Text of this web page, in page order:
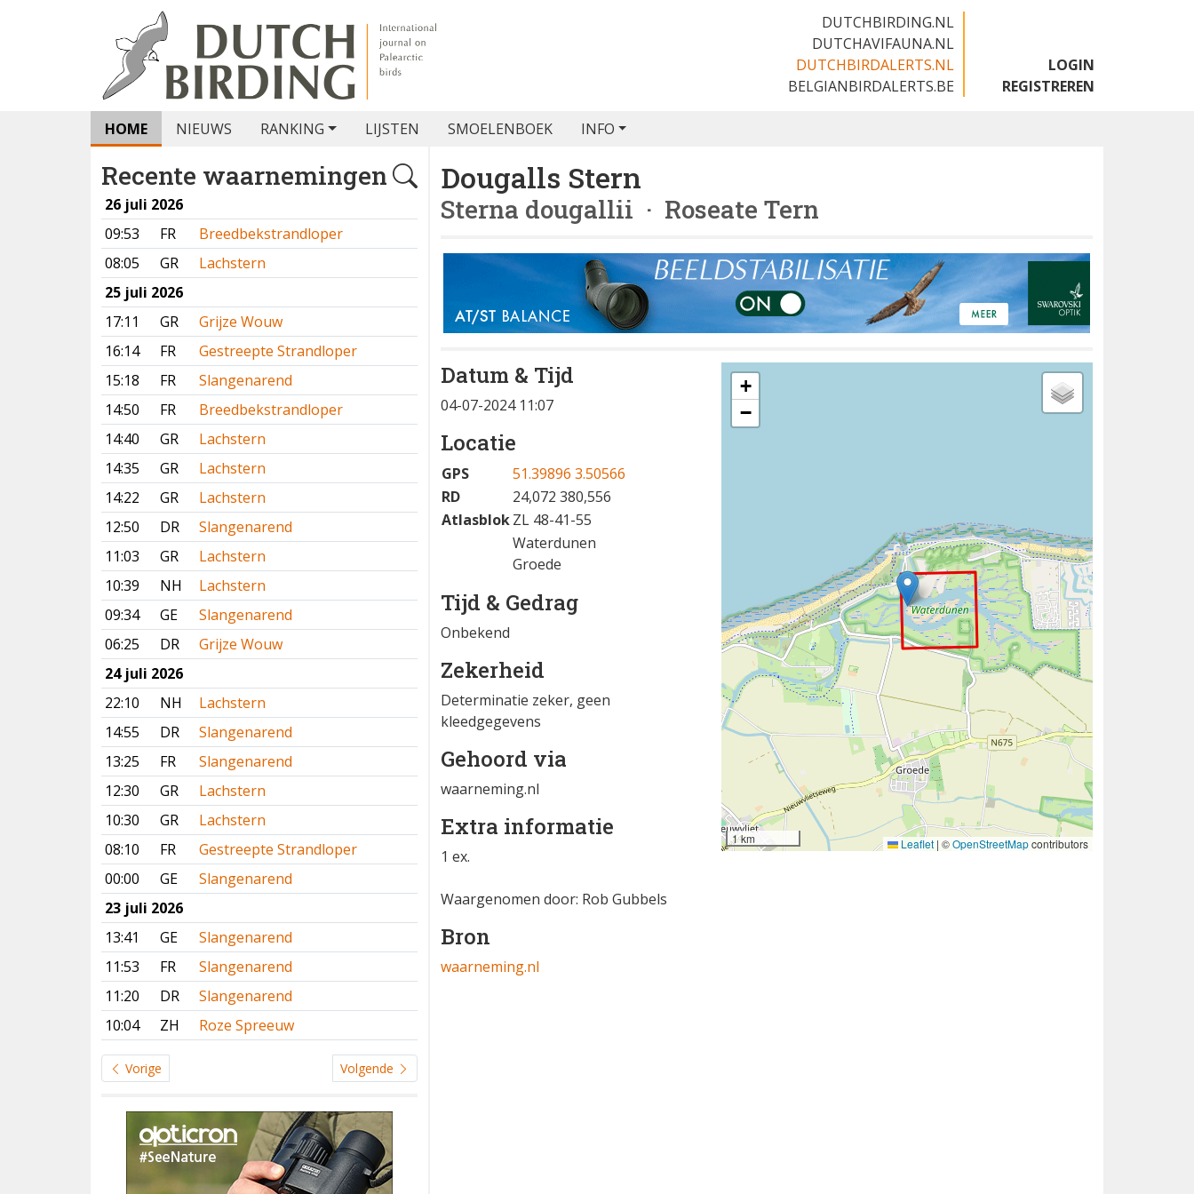
DUTCHBIRDING.NL
DUTCHAVIFAUNA.NL
DUTCHBIRDALERTS.NL
BELGIANBIRDALERTS.BE
LOGIN
REGISTREREN
HOME NIEUWS RANKING LIJSTEN SMOELENBOEK INFO
Recente waarnemingen
26 juli 2026
09:53
FR
Breedbekstrandloper
08:05
GR
Lachstern
25 juli 2026
17:11
GR
Grijze Wouw
16:14
FR
Gestreepte Strandloper
15:18
FR
Slangenarend
14:50
FR
Breedbekstrandloper
14:40
GR
Lachstern
14:35
GR
Lachstern
14:22
GR
Lachstern
12:50
DR
Slangenarend
11:03
GR
Lachstern
10:39
NH
Lachstern
09:34
GE
Slangenarend
06:25
DR
Grijze Wouw
24 juli 2026
22:10
NH
Lachstern
14:55
DR
Slangenarend
13:25
FR
Slangenarend
12:30
GR
Lachstern
10:30
GR
Lachstern
08:10
FR
Gestreepte Strandloper
00:00
GE
Slangenarend
23 juli 2026
13:41
GE
Slangenarend
11:53
FR
Slangenarend
11:20
DR
Slangenarend
10:04
ZH Roze Spreeuw
Vorige Volgende
Dougalls Stern
Sterna dougallii · Roseate Tern
Datum & Tijd
04-07-2024 11:07
Locatie
GPS
51.39896 3.50566
RD
24,072 380,556
AtlasblokZL 48-41-55
Waterdunen
Groede
Tijd & Gedrag
Onbekend
Zekerheid
Determinatie zeker, geen
kleedgegevens
Gehoord via
waarneming.nl
Extra informatie
1 ex.
Waargenomen door: Rob Gubbels
Bron
waarneming.nl
+
−
1 km Leaflet | ©OpenStreetMapcontributors